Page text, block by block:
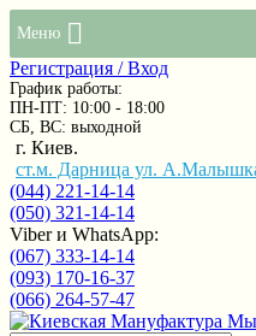
Меню
Регистрация / Вход
График работы:
ПН-ПТ: 10:00 - 18:00
СБ, ВС: выходной
г. Киев.
ст.м. Дарница ул.
(044) 221-14-14
(050) 321-14-14
Viber и WhatsApp:
(067) 333-14-14
(093) 170-16-37
(066) 264-57-47